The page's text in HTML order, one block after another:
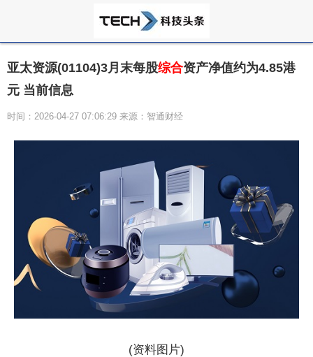
亚太资源(01104)3月末每股综合资产净值约为4.85港
元 当前信息
时间：2026-04-27 07:06:29 来源：智通财经
(资料图片)